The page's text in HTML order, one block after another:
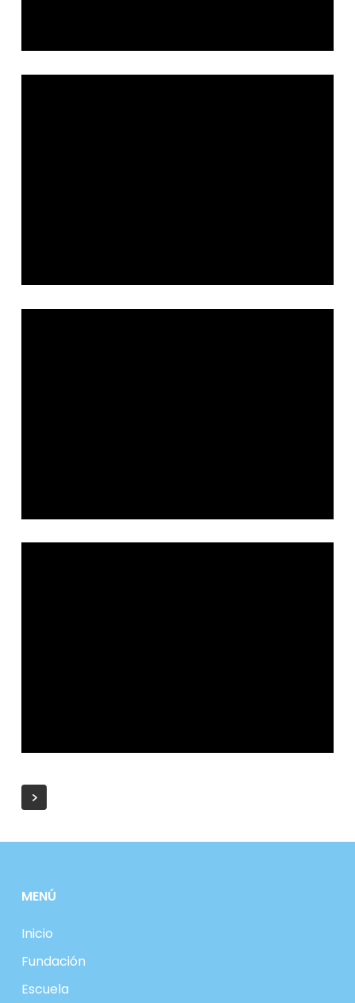
MENÚ
Inicio
Fundación
Escuela